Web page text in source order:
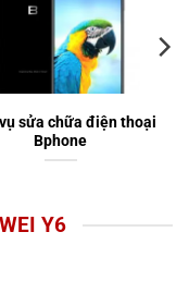
sửa chữa điện thoại
Bphone
Y6